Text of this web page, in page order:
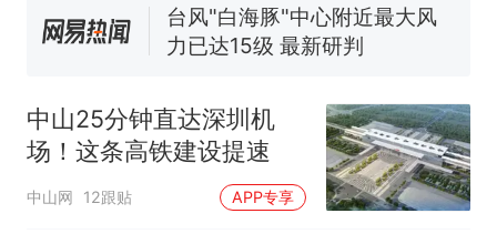
已叫停招聘，成立调查组全面
核查
台风"白海豚"中心附近最大风
力已达15级 最新研判
因老师一句“跟我回家”改写了
人生
中山25分钟直达深圳机
场！这条高铁建设提速
中山网 12跟贴 APP专享